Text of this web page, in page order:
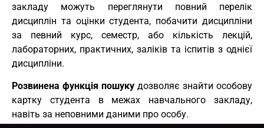
закладу можуть переглянути повний перелік
дисциплін та оцінки студента, побачити дисципліни
за певний курс, семестр, або кількість лекцій,
лабораторних, практичних, заліків та іспитів з однієї
дисципліни.
Розвинена функція пошуку дозволяє знайти особову
картку студента в межах навчального закладу,
навіть за неповними даними про особу.